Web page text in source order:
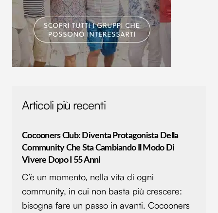
Articoli più recenti
Cocooners Club: Diventa Protagonista Della
Community Che Sta Cambiando Il Modo Di
Vivere Dopo I 55 Anni
C’è un momento, nella vita di ogni
community, in cui non basta più crescere:
bisogna fare un passo in avanti. Cocooners